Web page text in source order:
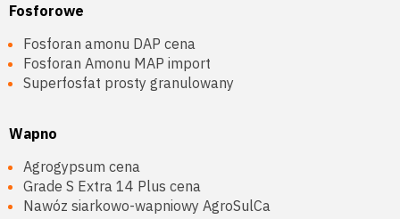
Fosforowe
Fosforan amonu DAP cena
Fosforan Amonu MAP import
Superfosfat prosty granulowany
Wapno
Agrogypsum cena
Grade S Extra 14 Plus cena
Nawóz siarkowo-wapniowy AgroSulCa